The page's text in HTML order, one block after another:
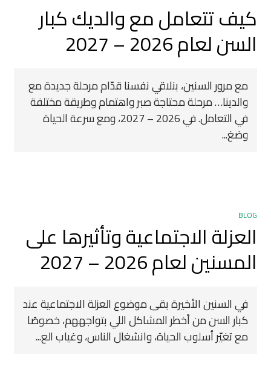
كيف تتعامل مع والديك كبار
السن لعام 2026 – 2027
مع مرور السنين، بنلاقي نفسنا قدّام مرحلة جديدة مع
والدينا… مرحلة محتاجة صبر واهتمام وطريقة مختلفة
في التعامل. في 2026 – 2027، ومع سرعة الحياة
وضغ...
BLOG
العزلة الاجتماعية وتأثيرها على
المسنين لعام 2026 – 2027
في السنين الأخيرة بقى موضوع العزلة الاجتماعية عند
كبار السن من أخطر المشاكل اللي بتواجههم، خصوصًا
مع تغيّر أسلوب الحياة، وانشغال الناس، وغياب الع...